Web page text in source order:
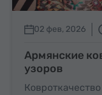
02 фев, 2026
Армянские
узоров